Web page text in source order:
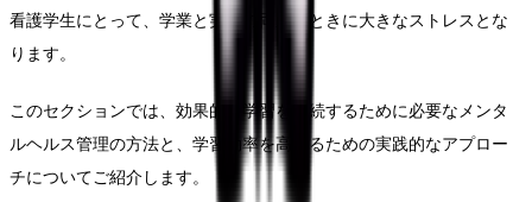
看護学生にとって、学業と実習の両立はときに大きなストレスとな
ります。
このセクションでは、効果的な学習を継続するために必要なメンタ
ルヘルス管理の方法と、学習効率を高めるための実践的なアプロー
チについてご紹介します。